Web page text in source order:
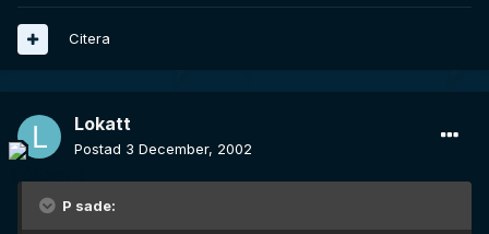
Citera
Lokatt
Postad 3 December, 2002
P sade: